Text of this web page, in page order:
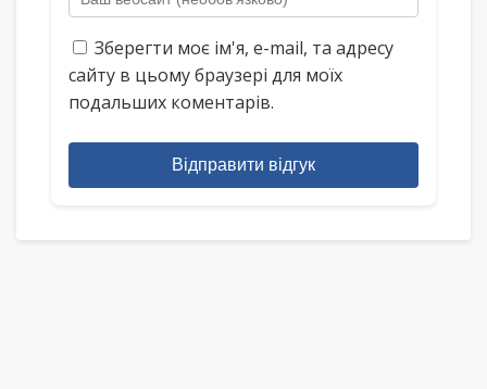
Зберегти моє ім'я, e-mail, та адресу
сайту в цьому браузері для моїх
подальших коментарів.
Відправити відгук